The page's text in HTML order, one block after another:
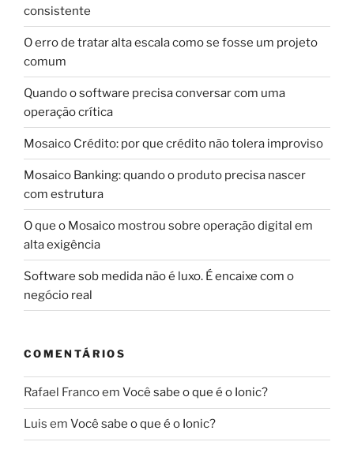
consistente
O erro de tratar alta escala como se fosse um projeto
comum
Quando o software precisa conversar com uma
operação crítica
Mosaico Crédito: por que crédito não tolera improviso
Mosaico Banking: quando o produto precisa nascer
com estrutura
O que o Mosaico mostrou sobre operação digital em
alta exigência
Software sob medida não é luxo. É encaixe com o
negócio real
COMENTÁRIOS
Rafael Francoem Você sabe o que é o Ionic?
Luis em Você sabe o que é o Ionic?